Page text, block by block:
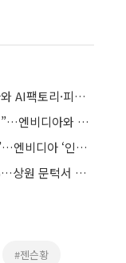
폭락장 속 두산로보틱스 강세…엔비디아와 AI팩토리·피지컬AI 전방위 협력
두산 박정원 “AI팩토리 시대 새 사업기회”…엔비디아와 전방위 협력
에이전트AI, AI 검증 플랫폼 ‘로보게이트’…엔비디아 ‘인셉션’ 선정
美 클래리티 법안 연내 통과 가능성 13%…상원 문턱서 제동
#젠슨황